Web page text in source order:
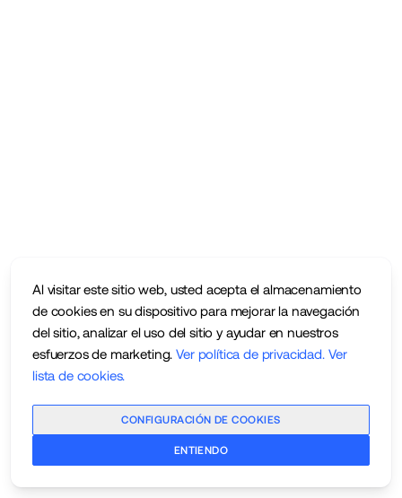
Al visitar este sitio web, usted acepta el almacenamiento
de cookies en su dispositivo para mejorar la navegación
del sitio, analizar el uso del sitio y ayudar en nuestros
esfuerzos de marketing.Ver política de privacidad. Ver
lista de cookies.
CONFIGURACIÓN DE COOKIES
ENTIENDO